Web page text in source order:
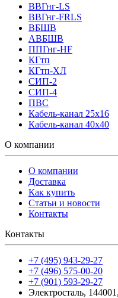
ВВГнг-LS
ВВГнг-FRLS
ВБШВ
АВБШВ
ППГнг-HF
КГтп
КГтп-ХЛ
СИП-2
СИП-4
ПВС
Кабель-канал 25х16
Кабель-канал 40х40
О компании
О компании
Доставка
Как купить
Статьи и новости
Контакты
Контакты
+7 (495) 943-29-27
+7 (496) 575-00-20
+7 (901) 593-29-27
Электросталь,